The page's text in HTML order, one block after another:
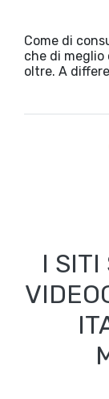
Come di
che di
oltre. A
I SITI